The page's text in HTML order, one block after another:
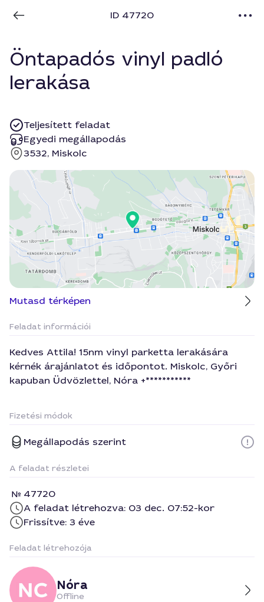
ID 47720
Öntapadós vinyl padló
lerakása
Teljesített feladat
Egyedi megállapodás
3532, Miskolc
Mutasd térképen
Feladat információi
Kedves Attila! 15nm vinyl parketta lerakására
kérnék árajánlatot és időpontot. Miskolc, Győri
kapuban Üdvözlettel, Nóra +***********
Fizetési módok
Megállapodás szerint
A feladat részletei
47720
A feladat létrehozva: 03 dec. 07:52-kor
Frissítve: 3 éve
Feladat létrehozója
Nóra
Offline